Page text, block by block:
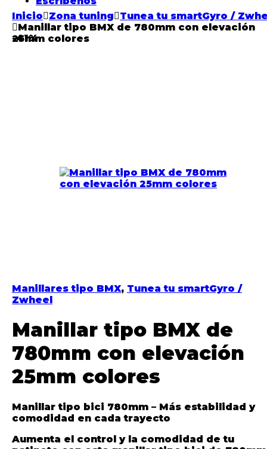
Inicio
Zona tuning
Tunea tu smartGyro /
Manillar tipo BMX de 780mm con elevación
25mm colores
-41%
Manillares tipo BMX, Tunea tu smartGyro /
Zwheel
Manillar tipo BMX de
780mm con elevación
25mm colores
Manillar tipo bici 780mm – Más estabilidad y
comodidad en cada trayecto
Aumenta el control y la comodidad de tu